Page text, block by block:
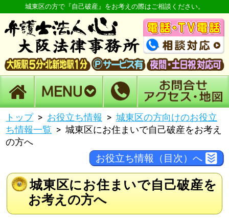
城東区の方で『自己破産』をお考えの際はご相談ください。
トップ お役立ち情報
城東区の方向けのお役立
ち情報一覧
城東区にお住まいで自己破産をお考え
の方へ
お役立ち情報（目次）へ
城東区にお住まいで自己破産を
お考えの方へ